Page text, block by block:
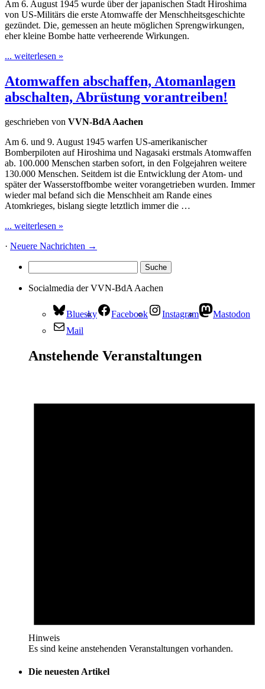
Am 6. August 1945 wurde über der japanischen Stadt Hiroshima
von US-Militärs die erste Atomwaffe der Menschheitsgeschichte
gezündet. Die, gemessen an heute möglichen Sprengwirkungen,
eher kleine Bombe hatte verheerende Wirkungen.
... weiterlesen »
Atomwaffen abschaffen, Atomanlagen
abschalten, Abrüstung vorantreiben!
geschrieben von VVN-BdA Aachen
Am 6. und 9. August 1945 warfen US-amerikanischer
Bomberpiloten auf Hiroshima und Nagasaki erstmals Atomwaffen
ab. 100.000 Menschen starben sofort, in den Folgejahren weitere
130.000 Menschen. Seitdem ist die Entwicklung der Atom- und
später der Wasserstoffbombe weiter vorangetrieben wurden. Immer
wieder mal befand sich die Menschheit am Rande eines
Atomkrieges, bislang siegte letztlich immer die …
... weiterlesen »
· Neuere Nachrichten →
Socialmedia der VVN-BdA Aachen
Bluesky Facebook Instagram
Mastodon
Mail
Anstehende Veranstaltungen
Hinweis
Es sind keine anstehenden Veranstaltungen vorhanden.
Die neuesten Artikel